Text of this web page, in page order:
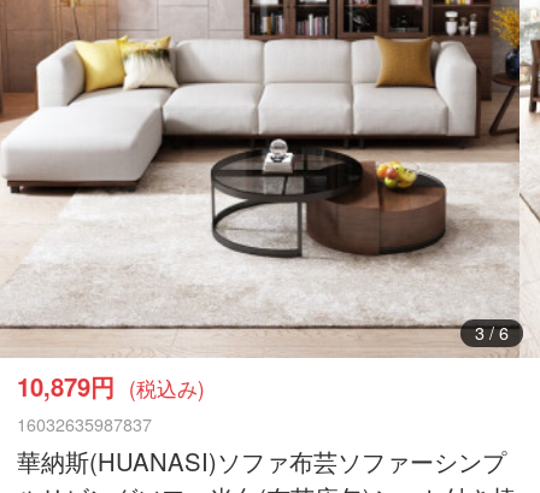
3/6
10,879円 (税込み)
16032635987837
華納斯(HUANASI)ソファ布芸ソファーシンプ